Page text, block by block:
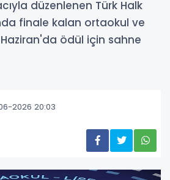
düzenlenen Türk Halk
finale kalan ortaokul ve
ödül için sahne
2026 20:03